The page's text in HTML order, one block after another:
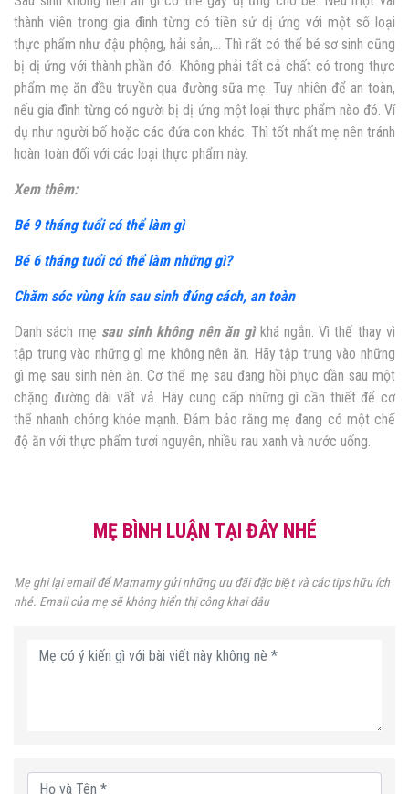
thành viên trong gia đình từng có tiền sử dị ứng với một số loại
thực phẩm như đậu phộng, hải sản,… Thì rất có thể bé sơ sinh cũng
bị dị ứng với thành phần đó. Không phải tất cả chất có trong thực
phẩm mẹ ăn đều truyền qua đường sữa mẹ. Tuy nhiên để an toàn,
nếu gia đình từng có người bị dị ứng một loại thực phẩm nào đó. Ví
dụ như người bố hoặc các đứa con khác. Thì tốt nhất mẹ nên tránh
hoàn toàn đối với các loại thực phẩm này.
Xem thêm:
Bé 9 tháng tuổi có thể làm gì
Bé 6 tháng tuổi có thể làm những gì?
Chăm sóc vùng kín sau sinh đúng cách, an toàn
Danh sách mẹ sau sinh không nên ăn gìkhá ngắn. Vì thế thay vì
tập trung vào những gì mẹ không nên ăn. Hãy tập trung vào những
gì mẹ sau sinh nên ăn. Cơ thể mẹ sau đang hồi phục dần sau một
chặng đường dài vất vả. Hãy cung cấp những gì cần thiết để cơ
thể nhanh chóng khỏe mạnh. Đảm bảo rằng mẹ đang có một chế
độ ăn với thực phẩm tươi nguyên, nhiều rau xanh và nước uống.
MẸ BÌNH LUẬN TẠI ĐÂY NHÉ
Mẹ ghi lại email để Mamamy gửi những ưu đãi đặc biệt và các tips hữu ích
nhé. Email của mẹ sẽ không hiển thị công khai đâu